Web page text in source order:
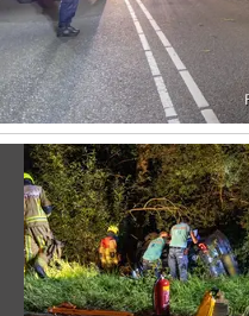
Vorige